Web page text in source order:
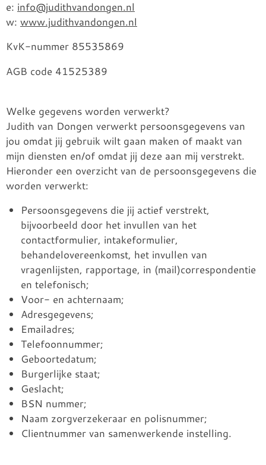
e: info@judithvandongen.nl
w: www.judithvandongen.nl
KvK-nummer 85535869
AGB code 41525389
Welke gegevens worden verwerkt?
Judith van Dongen verwerkt persoonsgegevens van
jou omdat jij gebruik wilt gaan maken of maakt van
mijn diensten en/of omdat jij deze aan mij verstrekt.
Hieronder een overzicht van de persoonsgegevens die
worden verwerkt:
Persoonsgegevens die jij actief verstrekt,
bijvoorbeeld door het invullen van het
contactformulier, intakeformulier,
behandelovereenkomst, het invullen van
vragenlijsten, rapportage, in (mail)correspondentie
en telefonisch;
Voor- en achternaam;
Adresgegevens;
Emailadres;
Telefoonnummer;
Geboortedatum;
Burgerlijke staat;
Geslacht;
BSN nummer;
Naam zorgverzekeraar en polisnummer;
Clientnummer van samenwerkende instelling.